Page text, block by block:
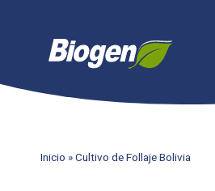
Inicio »Cultivo de Follaje Bolivia